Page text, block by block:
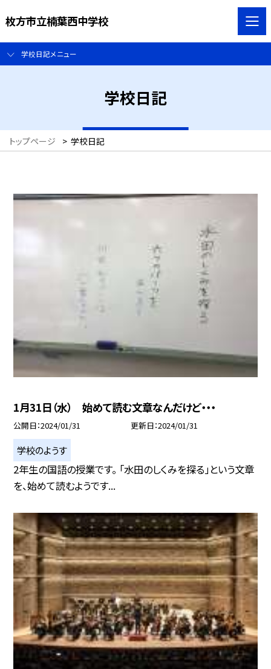
枚方市立楠葉西中学校
学校日記メニュー
学校日記
トップページ > 学校日記
1月31日（水） 始めて読む文章なんだけど・・・
公開日 2024/01/31 更新日 2024/01/31
学校のようす
2年生の国語の授業です。 「水田のしくみを探る」という文章
を、始めて読むようです...